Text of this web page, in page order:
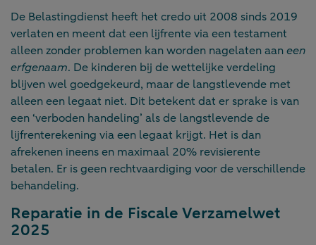
De Belastingdienst heeft het credo uit 2008 sinds 2019
verlaten en meent dat een lijfrente via een testament
alleen zonder problemen kan worden nagelaten aaneen
erfgenaam. De kinderen bij de wettelijke verdeling
blijven wel goedgekeurd, maar de langstlevende met
alleen een legaat niet. Dit betekent dat er sprake is van
een ‘verboden handeling’ als de langstlevende de
lijfrenterekening via een legaat krijgt. Het is dan
afrekenen ineens en maximaal 20% revisierente
betalen. Er is geen rechtvaardiging voor de verschillende
behandeling.
Reparatie in de Fiscale Verzamelwet
2025